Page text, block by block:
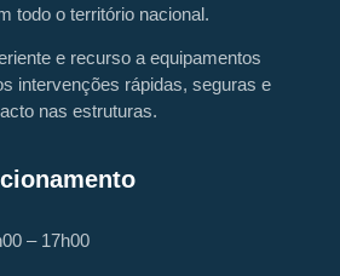
todo o território nacional.
e recurso a equipamentos
intervenções rápidas, seguras e
nas estruturas.
– 17h00